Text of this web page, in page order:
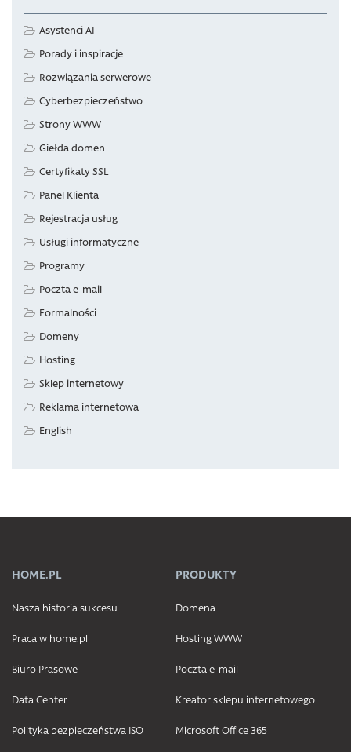
Asystenci AI
Porady i inspiracje
Rozwiązania serwerowe
Cyberbezpieczeństwo
Strony WWW
Giełda domen
Certyfikaty SSL
Panel Klienta
Rejestracja usług
Usługi informatyczne
Programy
Poczta e-mail
Formalności
Domeny
Hosting
Sklep internetowy
Reklama internetowa
English
HOME.PL
Nasza historia sukcesu
Praca w home.pl
Biuro Prasowe
Data Center
Polityka bezpieczeństwa ISO
PRODUKTY
Domena
Hosting WWW
Poczta e-mail
Kreator sklepu internetowego
Microsoft Office 365